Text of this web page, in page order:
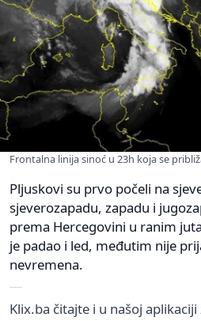
Frontalna linija sinoć u 23h koja se
Pljuskovi su prvo počeli na
sjeverozapadu, zapadu i
prema Hercegovini u ranim
je padao i led, međutim nije
nevremena.
Klix.ba čitajte i u našoj aplikaciji